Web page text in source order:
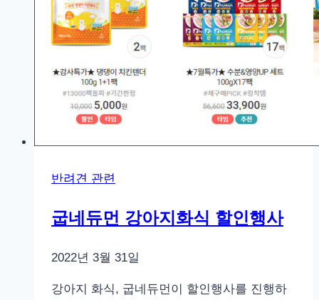
반려견 관련
굽네듀먼 강아지화식 할인행사
2022년 3월 31일
강아지 화식, 굽네듀먼이 할인행사를 진행하